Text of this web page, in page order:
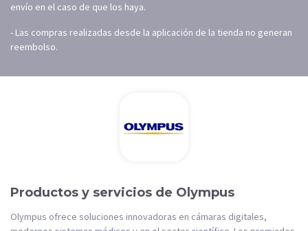
envío en el caso de que los haya.
- Las compras realizadas desde la aplicación de la tienda no generan
reembolso.
Productos y servicios de Olympus
Olympus ofrece soluciones innovadoras en cámaras digitales,